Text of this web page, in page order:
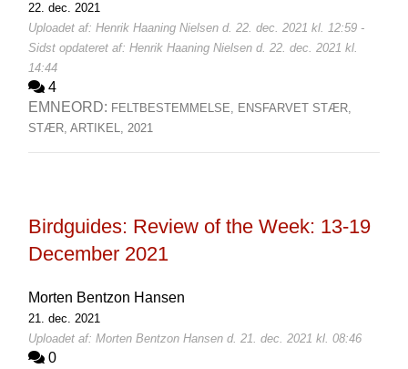
22. dec. 2021
Uploadet af: Henrik Haaning Nielsen d. 22. dec. 2021 kl. 12:59 -
Sidst opdateret af: Henrik Haaning Nielsen d. 22. dec. 2021 kl.
14:44
4
EMNEORD: FELTBESTEMMELSE, ENSFARVET STÆR,
STÆR, ARTIKEL, 2021
Birdguides: Review of the Week: 13-19
December 2021
Morten Bentzon Hansen
21. dec. 2021
Uploadet af: Morten Bentzon Hansen d. 21. dec. 2021 kl. 08:46
0